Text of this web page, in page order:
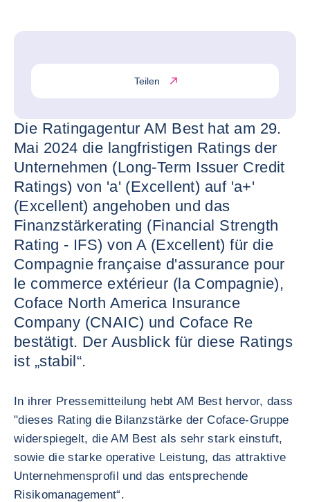
Teilen
Die Ratingagentur AM Best hat am 29.
Mai 2024 die langfristigen Ratings der
Unternehmen (Long-Term Issuer Credit
Ratings) von 'a' (Excellent) auf 'a+'
(Excellent) angehoben und das
Finanzstärkerating (Financial Strength
Rating - IFS) von A (Excellent) für die
Compagnie française d'assurance pour
le commerce extérieur (la Compagnie),
Coface North America Insurance
Company (CNAIC) und Coface Re
bestätigt. Der Ausblick für diese Ratings
ist „stabil“.
In ihrer Pressemitteilung hebt AM Best hervor, dass
"dieses Rating die Bilanzstärke der Coface-Gruppe
widerspiegelt, die AM Best als sehr stark einstuft,
sowie die starke operative Leistung, das attraktive
Unternehmensprofil und das entsprechende
Risikomanagement“.